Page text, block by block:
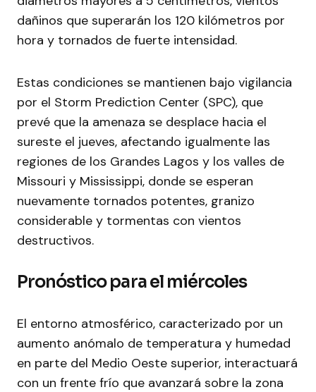
dañinos que superarán los 120 kilómetros por
hora y tornados de fuerte intensidad.
Estas condiciones se mantienen bajo vigilancia
por el Storm Prediction Center (SPC), que
prevé que la amenaza se desplace hacia el
sureste el jueves, afectando igualmente las
regiones de los Grandes Lagos y los valles de
Missouri y Mississippi, donde se esperan
nuevamente tornados potentes, granizo
considerable y tormentas con vientos
destructivos.
Pronóstico para el miércoles
El entorno atmosférico, caracterizado por un
aumento anómalo de temperatura y humedad
en parte del Medio Oeste superior, interactuará
con un frente frío que avanzará sobre la zona